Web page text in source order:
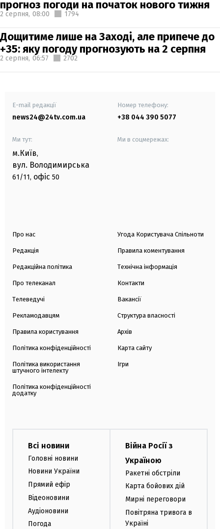
прогноз погоди на початок нового тижня
2 серпня, 08:00 1794
Дощитиме лише на Заході, але припече до
+35: яку погоду прогнозують на 2 серпня
2 серпня, 06:57 2702
E-mail редакції
news24@24tv.com.ua
Номер телефону:
+38 044 390 5077
Ми тут:
м.Київ,
вул. Володимирська
61/11, офіс 50
Ми в соцмережах:
Про нас
Редакція
Редакційна політика
Про телеканал
Телеведучі
Рекламодавцям
Правила користування
Політика конфіденційності
Політика використання
штучного інтелекту
Політика конфіденційності
додатку
Угода Користувача Спільноти
Правила коментування
Технічна інформація
Контакти
Вакансії
Структура власності
Архів
Карта сайту
Ігри
Всі новини
Головні новини
Новини України
Прямий ефір
Відеоновини
Аудіоновини
Погода
Війна Росії з
Україною
Ракетні обстріли
Карта бойових дій
Мирні переговори
Повітряна тривога в
Україні